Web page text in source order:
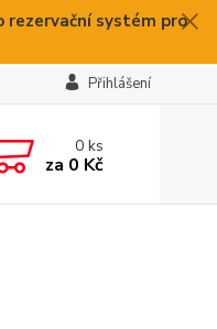
rezervační systém pro
Přihlášení
0ks
za 0 Kč